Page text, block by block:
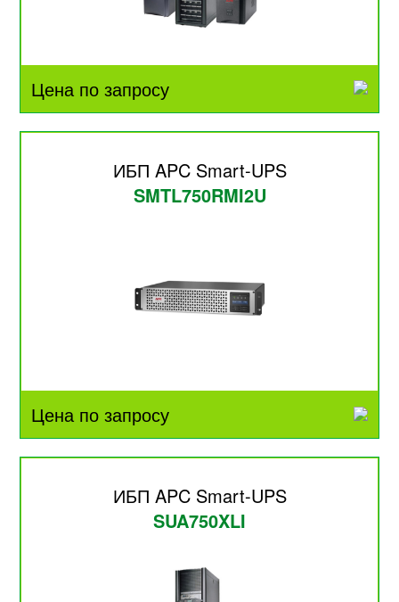
Цена по запросу
ИБП APC Smart-UPS
SMTL750RMI2U
Цена по запросу
ИБП APC Smart-UPS
SUA750XLI